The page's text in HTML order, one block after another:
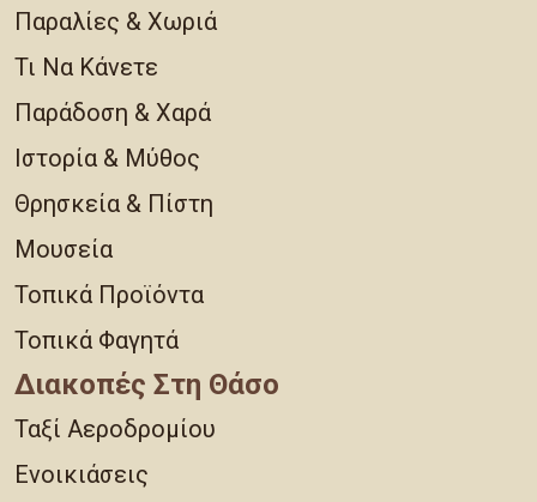
Παραλίες & Χωριά
Τι Να Κάνετε
Παράδοση & Χαρά
Ιστορία & Μύθος
Θρησκεία & Πίστη
Μουσεία
Τοπικά Προϊόντα
Τοπικά Φαγητά
Διακοπές Στη Θάσο
Ταξί Αεροδρομίου
Ενοικιάσεις